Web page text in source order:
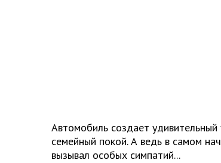
Автомобиль создает
семейный покой. А ведь в самом
вызывал особых симпатий...